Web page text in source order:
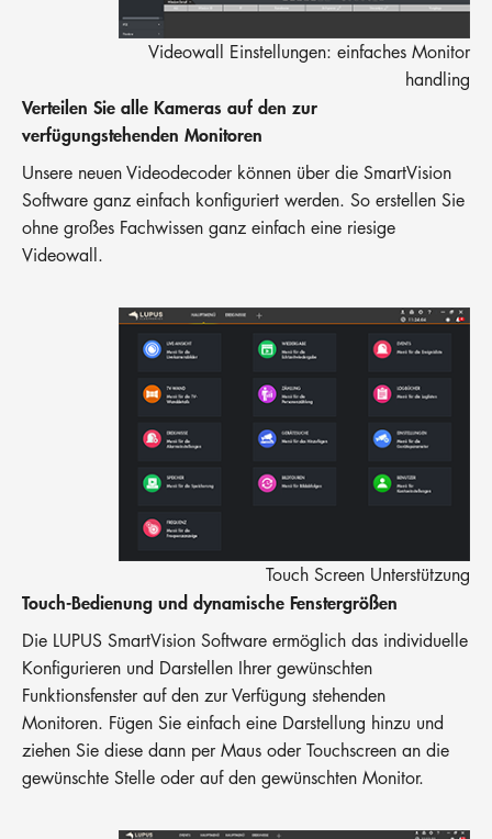
Videowall Einstellungen: einfaches Monitor
handling
Verteilen Sie alle Kameras auf den zur
verfügungstehenden Monitoren
Unsere neuen Videodecoder können über die SmartVision
Software ganz einfach konfiguriert werden. So erstellen Sie
ohne großes Fachwissen ganz einfach eine riesige
Videowall.
Touch Screen Unterstützung
Touch-Bedienung und dynamische Fenstergrößen
Die LUPUS SmartVision Software ermöglich das individuelle
Konfigurieren und Darstellen Ihrer gewünschten
Funktionsfenster auf den zur Verfügung stehenden
Monitoren. Fügen Sie einfach eine Darstellung hinzu und
ziehen Sie diese dann per Maus oder Touchscreen an die
gewünschte Stelle oder auf den gewünschten Monitor.